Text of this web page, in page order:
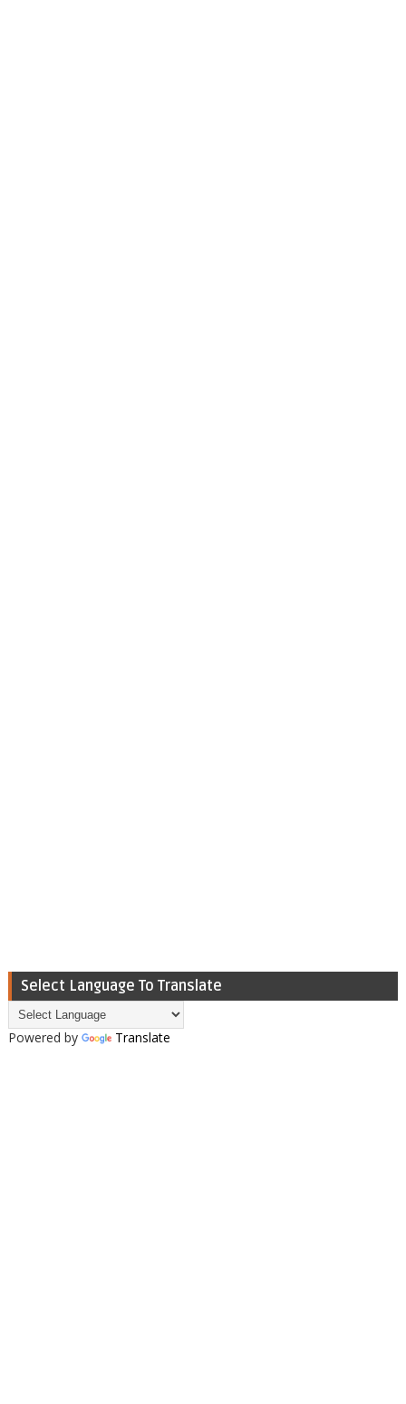
Select Language To Translate
Powered by Translate